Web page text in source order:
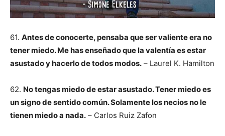
61. Antes de conocerte, pensaba que ser valiente era no
tener miedo. Me has enseñado que la valentía es estar
asustado y hacerlo de todos modos. – Laurel K. Hamilton
62. No tengas miedo de estar asustado. Tener miedo es
un signo de sentido común. Solamente los necios no le
tienen miedo a nada. – Carlos Ruiz Zafon